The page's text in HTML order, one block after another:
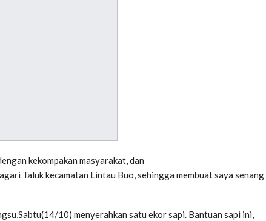
kekompakan masyarakat, dan
Taluk kecamatan Lintau Buo, sehingga membuat saya senang
10) menyerahkan satu ekor sapi. Bantuan sapi ini,